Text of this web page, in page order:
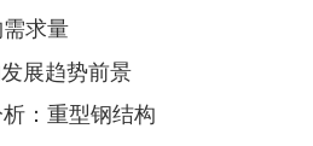
需求量
展趋势前景
：重型钢结构